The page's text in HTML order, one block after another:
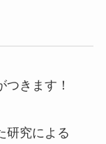
きます！
研究による